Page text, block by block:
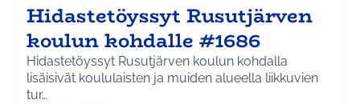
Hidastetöyssyt Rusutjärven
koulun kohdalle #1686
Hidastetöyssyt Rusutjärven koulun kohdalla
lisäisivät koululaisten ja muiden alueella liikkuvien
tur…